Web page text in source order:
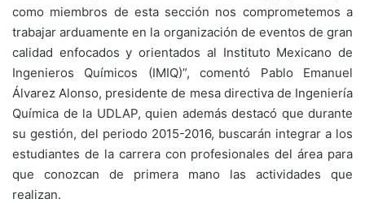
como miembros de esta sección nos comprometemos a
trabajar arduamente en la organización de eventos de gran
calidad enfocados y orientados al Instituto Mexicano de
Ingenieros Químicos (IMIQ)”, comentó Pablo Emanuel
Álvarez Alonso, presidente de mesa directiva de Ingeniería
Química de la UDLAP, quien además destacó que durante
su gestión, del periodo 2015-2016, buscarán integrar a los
estudiantes de la carrera con profesionales del área para
que conozcan de primera mano las actividades que
realizan.